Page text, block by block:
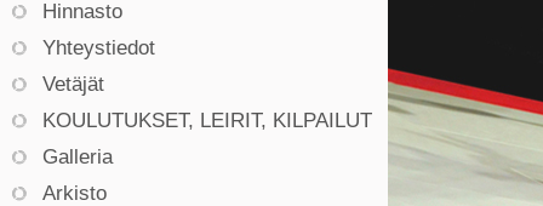
Hinnasto
Yhteystiedot
Vetäjät
KOULUTUKSET, LEIRIT, KILPAILUT
Galleria
Arkisto